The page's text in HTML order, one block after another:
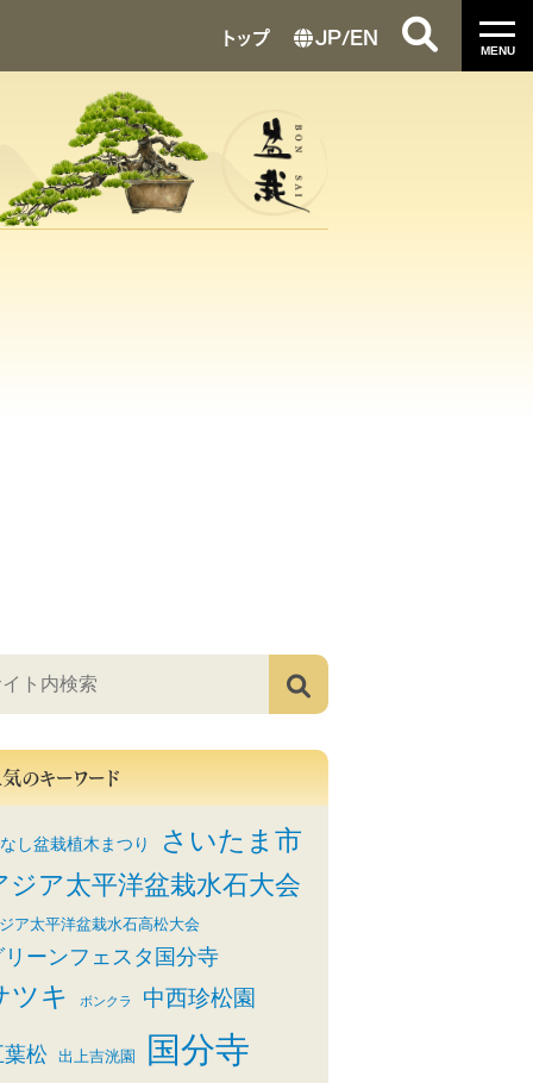
MENU
トップ JP/EN
のキーワード
し盆栽植木まつり さいたま市
ジア太平洋盆栽水石大会
ア太平洋盆栽水石高松大会
リーンフェスタ国分寺
ツキ ボンクラ 中西珍松園
葉松 出上吉洸園 国分寺